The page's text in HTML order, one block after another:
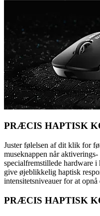
PRÆCIS HAPTISK
Juster følelsen af dit klik for
museknappen når
specialfremstillede hardware
give øjeblikkelig haptisk
intensitetsniveauer for at
PRÆCIS HAPTISK